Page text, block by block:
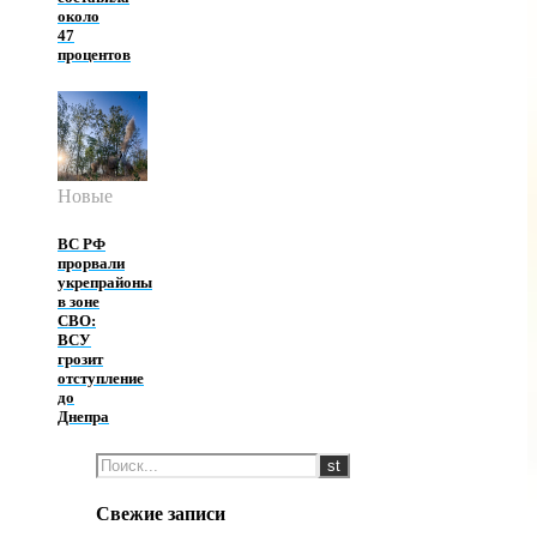
около
47
процентов
Новые
ВС РФ
прорвали
укрепрайоны
в зоне
СВО:
ВСУ
грозит
отступление
до
Днепра
Свежие записи